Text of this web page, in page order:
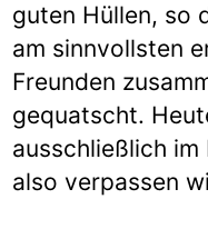
guten Hüllen, so
am sinnvollsten
Freunden
gequatscht.
ausschließlich
also verpassen